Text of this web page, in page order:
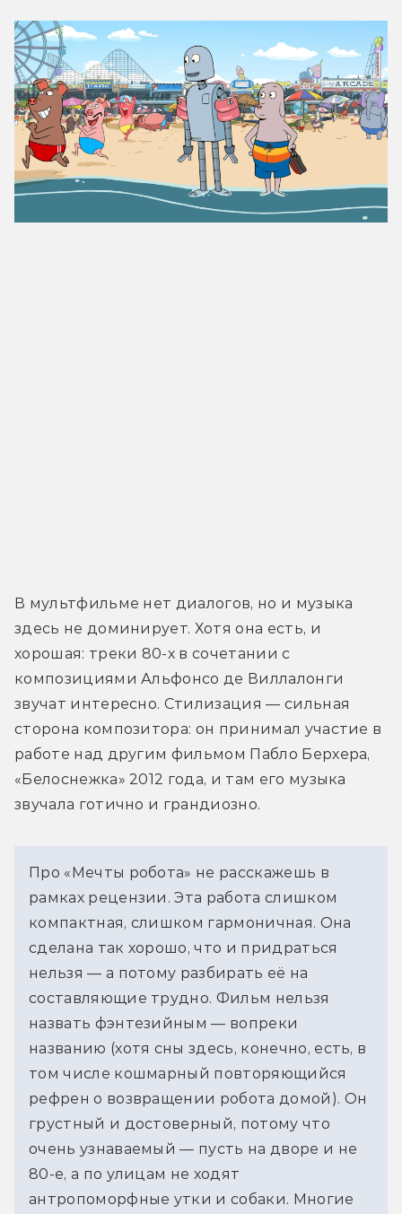
В мультфильме нет диалогов, но и музыка
здесь не доминирует. Хотя она есть, и
хорошая: треки 80-х в сочетании с
композициями Альфонсо де Виллалонги
звучат интересно. Стилизация — сильная
сторона композитора: он принимал участие в
работе над другим фильмом Пабло Берхера,
«Белоснежка» 2012 года, и там его музыка
звучала готично и грандиозно.
Про «Мечты робота» не расскажешь в
рамках рецензии. Эта работа слишком
компактная, слишком гармоничная. Она
сделана так хорошо, что и придраться
нельзя — а потому разбирать её на
составляющие трудно. Фильм нельзя
назвать фэнтезийным — вопреки
названию (хотя сны здесь, конечно, есть, в
том числе кошмарный повторяющийся
рефрен о возвращении робота домой). Он
грустный и достоверный, потому что
очень узнаваемый — пусть на дворе и не
80-е, а по улицам не ходят
антропоморфные утки и собаки. Многие